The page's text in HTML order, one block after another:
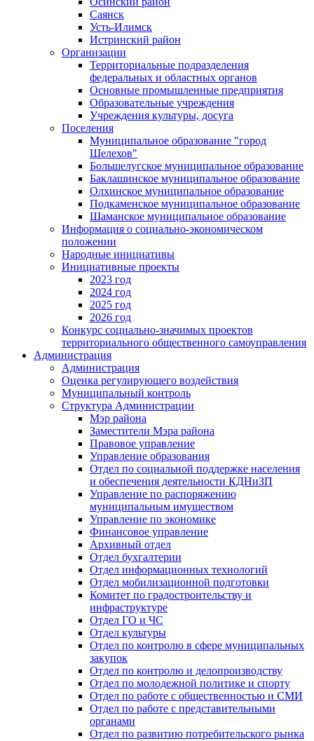
Саянск
Усть-Илимск
Истринский район
Организации
Территориальные подразделения
федеральных и областных органов
Основные промышленные предприятия
Образовательные учреждения
Учреждения культуры, досуга
Поселения
Муниципальное образование "город
Шелехов"
Большелугское муниципальное образование
Баклашинское муниципальное образование
Олхинское муниципальное образование
Подкаменское муниципальное образование
Шаманское муниципальное образование
Информация о социально-экономическом
положении
Народные инициативы
Инициативные проекты
2023 год
2024 год
2025 год
2026 год
Конкурс социально-значимых проектов
территориального общественного самоуправления
Администрация
Администрация
Оценка регулирующего воздействия
Муниципальный контроль
Структура Администрации
Мэр района
Заместители Мэра района
Правовое управление
Управление образования
Отдел по социальной поддержке населения
и обеспечения деятельности КДНиЗП
Управление по распоряжению
муниципальным имуществом
Управление по экономике
Финансовое управление
Архивный отдел
Отдел бухгалтерии
Отдел информационных технологий
Отдел мобилизационной подготовки
Комитет по градостроительству и
инфраструктуре
Отдел ГО и ЧС
Отдел культуры
Отдел по контролю в сфере муниципальных
закупок
Отдел по контролю и делопроизводству
Отдел по молодежной политике и спорту
Отдел по работе с общественностью и СМИ
Отдел по работе с представительными
органами
Отдел по развитию потребительского рынка